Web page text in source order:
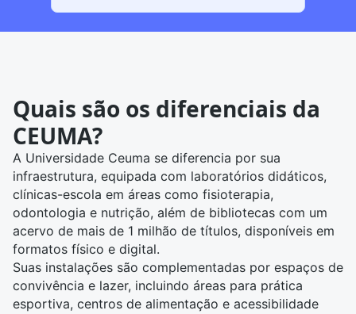
Quais são os diferenciais da
CEUMA?
A Universidade Ceuma se diferencia por sua
infraestrutura, equipada com laboratórios didáticos,
clínicas-escola em áreas como fisioterapia,
odontologia e nutrição, além de bibliotecas com um
acervo de mais de 1 milhão de títulos, disponíveis em
formatos físico e digital.
Suas instalações são complementadas por espaços de
convivência e lazer, incluindo áreas para prática
esportiva, centros de alimentação e acessibilidade